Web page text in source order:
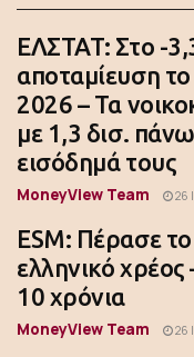
ΕΛΣΤΑΤ: Στο -
αποταμίευση το
2026 – Τα
με 1,3 δισ.
εισόδημά τους
MoneyView Team 26
ESM: Πέρασε
ελληνικό
10 χρόνια
MoneyView Team 26